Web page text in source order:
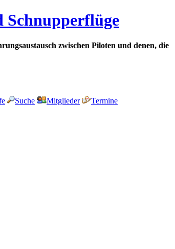
Schnupperflüge
zwischen Piloten und denen, die
Suche Mitglieder Termine